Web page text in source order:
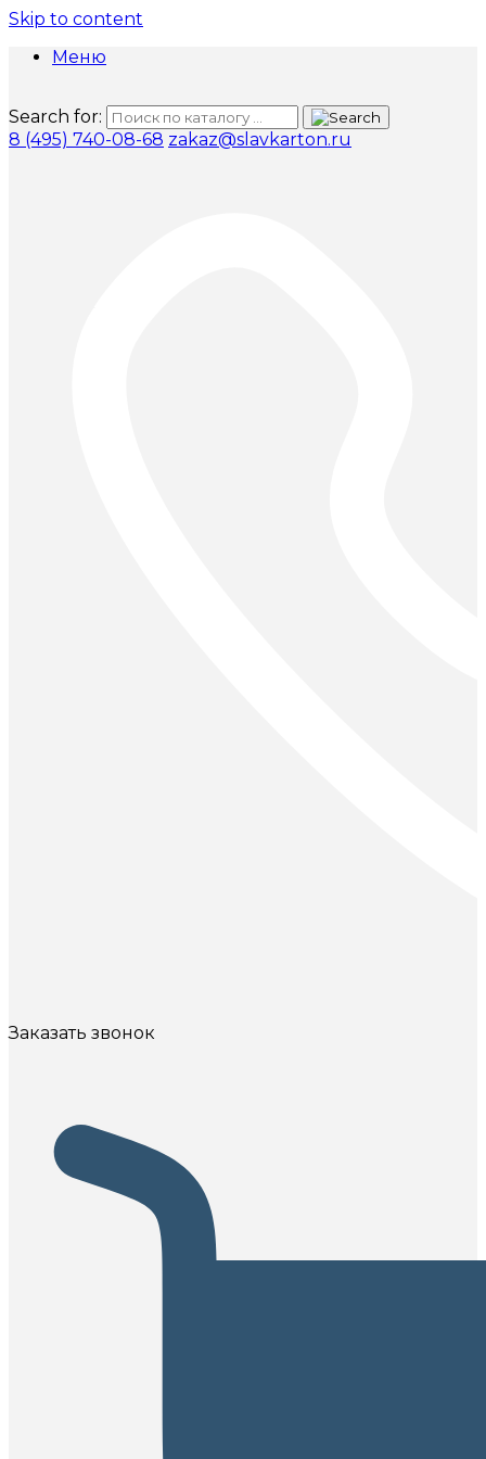
Skip to content
Меню
Search for:
8 (495) 740-08-68 zakaz@slavkarton.ru
Заказать звонок